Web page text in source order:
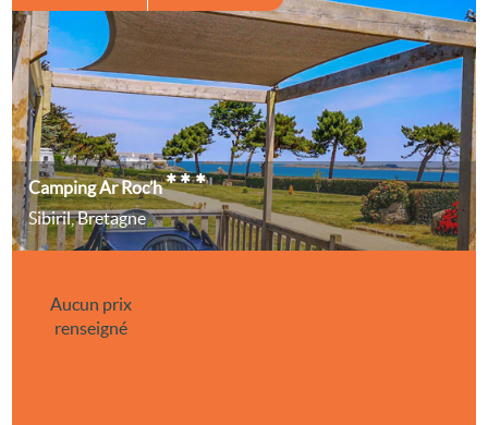
Camping Ar Roc’h***
Sibiril, Bretagne
Aucun prix
renseigné